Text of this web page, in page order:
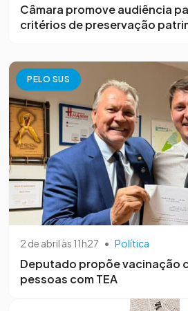
Câmara promove audiência
critérios de preservação
PELO SUS
2 de abril às 11h27 • Política
Deputado propõe vacinação
pessoas com TEA